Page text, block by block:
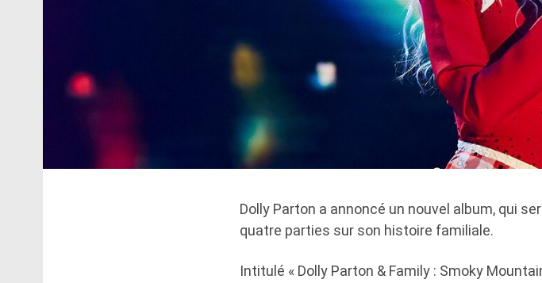
Dolly Parton a annoncé un nouvel album, qui
quatre parties sur son histoire familiale.
Intitulé « Dolly Parton & Family : Smoky